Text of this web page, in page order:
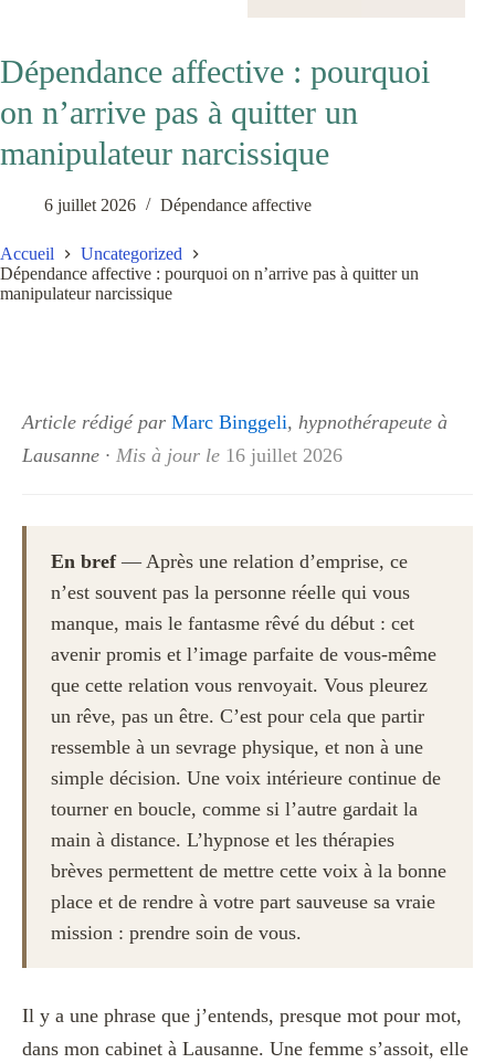
Dépendance affective : pourquoi
on n’arrive pas à quitter un
manipulateur narcissique
6 juillet 2026 Dépendance affective
Accueil
Uncategorized
Dépendance affective : pourquoi on n’arrive pas à quitter un
manipulateur narcissique
Article rédigé par Marc Binggeli, hypnothérapeute à
Lausanne · Mis à jour le 16 juillet 2026
En bref— Après une relation d’emprise, ce
n’est souvent pas la personne réelle qui vous
manque, mais le fantasme rêvé du début : cet
avenir promis et l’image parfaite de vous-même
que cette relation vous renvoyait. Vous pleurez
un rêve, pas un être. C’est pour cela que partir
ressemble à un sevrage physique, et non à une
simple décision. Une voix intérieure continue de
tourner en boucle, comme si l’autre gardait la
main à distance. L’hypnose et les thérapies
brèves permettent de mettre cette voix à la bonne
place et de rendre à votre part sauveuse sa vraie
mission : prendre soin de vous.
Il y a une phrase que j’entends, presque mot pour mot,
dans mon cabinet à Lausanne. Une femme s’assoit, elle